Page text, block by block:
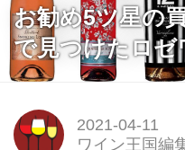
お勧め5ツ星の
で見つけたロゼ
2021-04-11
ワイン王国編